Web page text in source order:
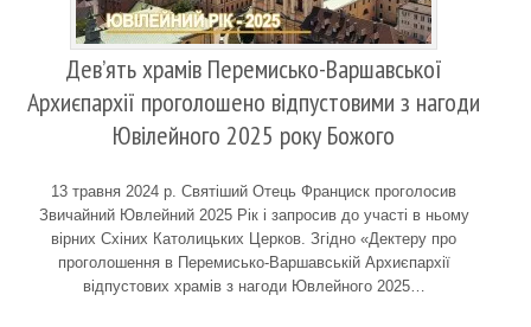
Дев’ять храмів Перемисько-Варшавської
Архиєпархії проголошено відпустовими з нагоди
Ювілейного 2025 року Божого
13 травня 2024 р. Святіший Отець Франциск проголосив
Звичайний Ювлейний 2025 Рік і запросив до участі в ньому
вірних Схіних Католицьких Церков. Згідно «Дектеру про
проголошення в Перемисько-Варшавській Архиєпархії
відпустових храмів з нагоди Ювлейного 2025…